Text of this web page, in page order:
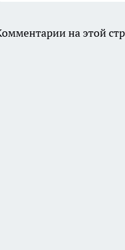
на этой